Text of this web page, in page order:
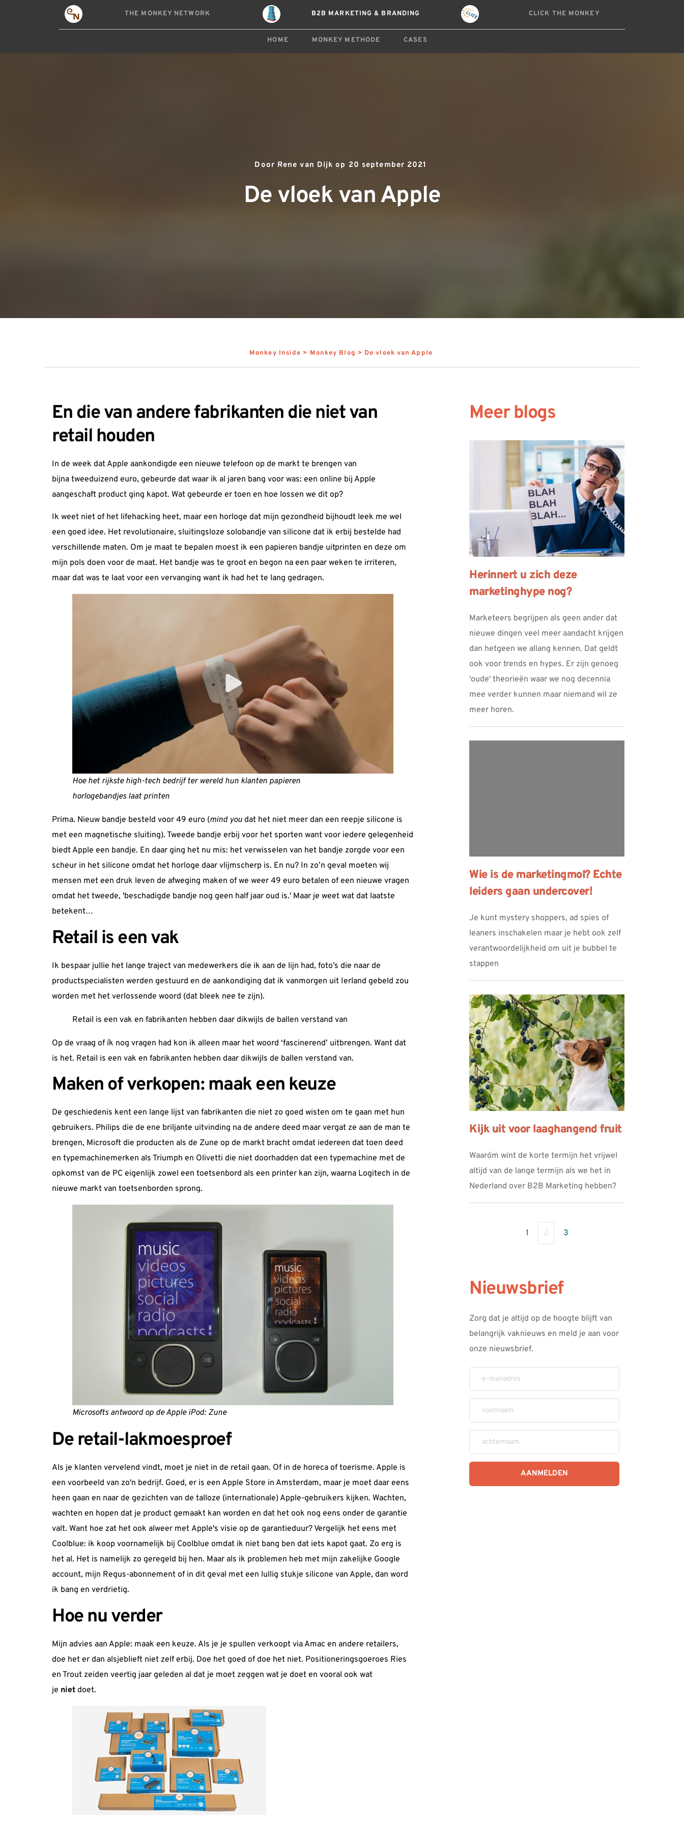
THE MONKEY NETWORK B2B MARKETING & BRANDING CLICK THE MONKEY
HOME MONKEY METHODE CASES
Door Rene van Dijk op 20 september 2021
De vloek van Apple
Monkey Inside > Monkey Blog > De vloek van Apple
En die van andere fabrikanten die niet van
retail houden
In de week dat Apple aankondigde een nieuwe telefoon op de markt te brengen van
bijna tweeduizend euro, gebeurde dat waar ik al jaren bang voor was: een online bij Apple
aangeschaft product ging kapot. Wat gebeurde er toen en hoe lossen we dit op?
Ik weet niet of het lifehacking heet, maar een horloge dat mijn gezondheid bijhoudt leek me wel
een goed idee. Het revolutionaire, sluitingsloze solobandje van silicone dat ik erbij bestelde had
verschillende maten. Om je maat te bepalen moest ik een papieren bandje uitprinten en deze om
mijn pols doen voor de maat. Het bandje was te groot en begon na een paar weken te irriteren,
maar dat was te laat voor een vervanging want ik had het te lang gedragen.
Hoe het rijkste high-tech bedrijf ter wereld hun klanten papieren
horlogebandjeslaat printen
Prima. Nieuw bandje besteld voor 49 euro (mind you dat het niet meer dan een reepje silicone is
met een magnetische sluiting). Tweede bandje erbij voor het sporten want voor iedere gelegenheid
biedt Apple een bandje. En daar ging het nu mis: het verwisselen van het bandje zorgde voor een
scheur in het silicone omdat het horloge daar vlijmscherp is. En nu? In zo’n geval moeten wij
mensen met een druk leven de afweging maken of we weer 49 euro betalen of een nieuwe vragen
omdat het tweede, 'beschadigde bandje nog geen half jaar oud is.' Maar je weet wat dat laatste
betekent…
Retail is een vak
Ik bespaar jullie het lange traject van medewerkers die ik aan de lijn had, foto’s die naar de
productspecialisten werden gestuurd en de aankondiging dat ik vanmorgen uit Ierland gebeld zou
worden met het verlossende woord (dat bleek nee te zijn).
Retail is een vak en fabrikanten hebben daar dikwijls de ballen verstand van
Op de vraag of ík nog vragen had kon ik alleen maar het woord ‘fascinerend’ uitbrengen. Want dat
is het. Retail is een vak en fabrikanten hebben daar dikwijls de ballen verstand van.
Maken of verkopen: maak een keuze
De geschiedenis kent een lange lijst van fabrikanten die niet zo goed wisten om te gaan met hun
gebruikers. Philips die de ene briljante uitvinding na de andere deed maar vergat ze aan de man te
brengen, Microsoft die producten als de Zune op de markt bracht omdat iedereen dat toen deed
en typemachinemerken als Triumph en Olivetti die niet doorhadden dat een typemachine met de
opkomst van de PC eigenlijk zowel een toetsenbord als een printer kan zijn, waarna Logitech in de
nieuwe markt van toetsenborden sprong.
Microsofts antwoord op de Apple iPod: Zune
De retail-lakmoesproef
Als je klanten vervelend vindt, moet je niet in de retail gaan. Of in de horeca of toerisme. Apple is
een voorbeeld van zo'n bedrijf. Goed, er is een Apple Store in Amsterdam, maar je moet daar eens
heen gaan en naar de gezichten van de talloze (internationale) Apple-gebruikers kijken. Wachten,
wachten en hopen dat je product gemaakt kan worden en dat het ook nog eens onder de garantie
valt. Want hoe zat het ook alweer met Apple's visie op de garantieduur? Vergelijk het eens met
Coolblue: ik koop voornamelijk bij Coolblue omdat ik niet bang ben dat iets kapot gaat. Zo erg is
het al. Het is namelijk zo geregeld bij hen. Maar als ik problemen heb met mijn zakelijke Google
account, mijn Regus-abonnement of in dit geval met een lullig stukje silicone van Apple, dan word
ik bang en verdrietig.
Hoe nu verder
Mijn advies aan Apple: maak een keuze. Als je je spullen verkoopt via Amac en andere retailers,
doe het er dan alsjeblieft niet zelf erbij. Doe het goed of doe het niet. Positioneringsgoeroes Ries
en Trout zeiden veertig jaar geleden al dat je moet zeggen wat je doet en vooral ook wat
je niet doet.
Meer blogs
Herinnert u zich deze
marketinghype nog?
Marketeers begrijpen als geen ander dat
nieuwe dingen veel meer aandacht krijgen
dan hetgeen we allang kennen. Dat geldt
ook voor trends en hypes. Er zijn genoeg
'oude' theorieën waar we nog decennia
mee verder kunnen maar niemand wil ze
meer horen.
Wie is de marketingmol? Echte
leiders gaan undercover!
Je kunt mystery shoppers, ad spies of
leaners inschakelen maar je hebt ook zelf
verantwoordelijkheid om uit je bubbel te
stappen
Kijk uit voor laaghangend fruit
Waaróm wint de korte termijn het vrijwel
altijd van de lange termijn als we het in
Nederland over B2B Marketing hebben?
1 2 3
Nieuwsbrief
Zorg dat je altijd op de hoogte blijft van
belangrijk vaknieuws en meld je aan voor
onze nieuwsbrief.
AANMELDEN